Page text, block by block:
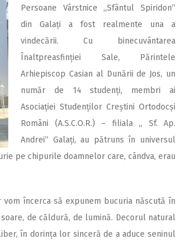
Persoane Vârstnice „Sfântul Spiridon“
din Galați a fost realmente una a
vindecării. Cu binecuvântarea
Înaltpreasfinției Sale, Părintele
Arhiepiscop Casian al Dunării de Jos, un
număr de 14 studenți, membri ai
Asociației Studenților Creștini Ortodocși
Români (A.S.C.O.R.) – filiala „ Sf. Ap.
Andrei“ Galați, au pătruns în universul
pe chipurile doamnelor care, cândva, erau
încerca să expunem bucuria născută în
de căldură, de lumină. Decorul natural
în dorința lor sinceră de a aduce seninul